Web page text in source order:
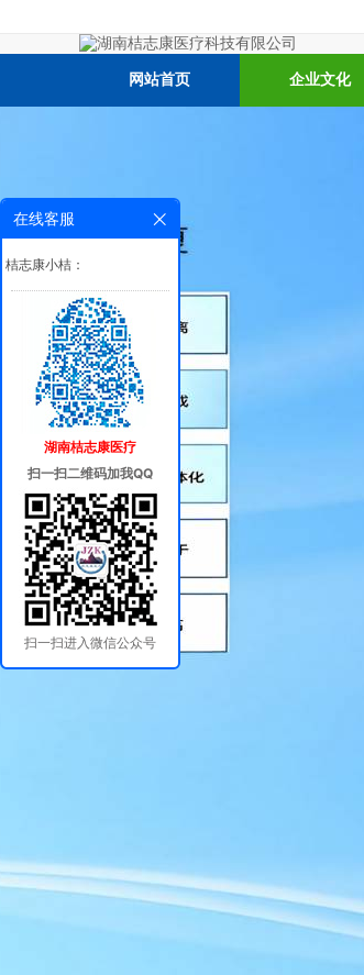
网站首页 企业文化
在线客服
桔志康小桔：
湖南桔志康医疗
扫一扫二维码加我QQ
扫一扫进入微信公众号